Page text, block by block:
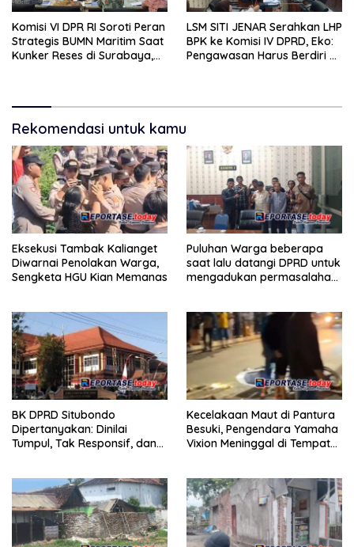
Komisi VI DPR RI Soroti Peran
Strategis BUMN Maritim Saat
Kunker Reses di Surabaya,
LSM SITI JENAR Serahkan LHP
BPK ke Komisi IV DPRD, Eko:
Pengawasan Harus Berdiri di
Rekomendasi untuk kamu
Eksekusi Tambak Kalianget
Diwarnai Penolakan Warga,
Sengketa HGU Kian Memanas
Puluhan Warga beberapa
saat lalu datangi DPRD untuk
mengadukan permasalahan
tambak di Desa Kalianget
Kecamatan Banyuglugur
BK DPRD Situbondo
Dipertanyakan: Dinilai
Tumpul, Tak Responsif, dan
Kecelakaan Maut di Pantura
Besuki, Pengendara Yamaha
Vixion Meninggal di Tempat